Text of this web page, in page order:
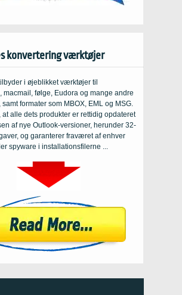
konvertering værktøjer
i øjeblikket værktøjer til
macmail, følge, Eudora og mange andre
formater som MBOX, EML og MSG.
at alle dets produkter er rettidig opdateret
af ​​nye Outlook-versioner, herunder 32-
og garanterer fraværet af enhver
spyware i installationsfilerne ...